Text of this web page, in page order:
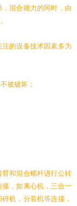
混合能力的同时，由
的设备技术因素多为
被破坏；
和混合螺杆进行公转
，如离心机，三合一
机，分装机等连接，